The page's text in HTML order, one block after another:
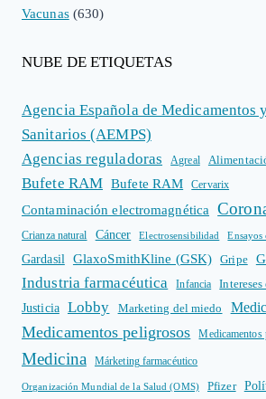
Vacunas(630)
NUBE DE ETIQUETAS
Agencia Española de Medicamentos
Sanitarios (AEMPS)
Agencias reguladoras
Agreal
Bufete RAM Bufete RAM Cervarix
Contaminación electromagnética
Crianza natural Cáncer Electrosensibilidad
Gardasil GlaxoSmithKline (GSK) Gripe
Industria farmacéutica Infancia
Intereses
Justicia
Lobby Marketing del miedo
Medicamentos peligrosos Medicamentos
Medicina Márketing farmacéutico
Organización Mundial de la Salud (OMS) Pfizer